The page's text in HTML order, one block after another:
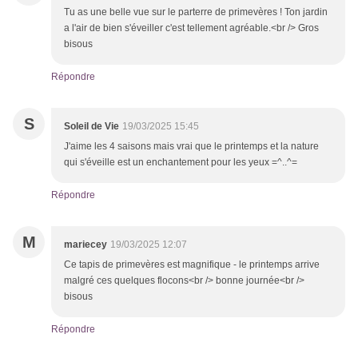
Tu as une belle vue sur le parterre de primevères ! Ton jardin
a l'air de bien s'éveiller c'est tellement agréable.<br /> Gros
bisous
Répondre
S Soleil de Vie 19/03/2025 15:45
J'aime les 4 saisons mais vrai que le printemps et la nature
qui s'éveille est un enchantement pour les yeux =^..^=
Répondre
M mariecey 19/03/2025 12:07
Ce tapis de primevères est magnifique - le printemps arrive
malgré ces quelques flocons<br /> bonne journée<br />
bisous
Répondre